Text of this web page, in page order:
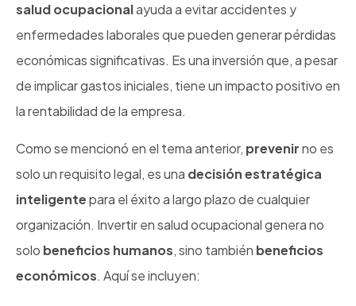
salud ocupacionalayuda a evitar accidentes y
enfermedades laborales que pueden generar pérdidas
económicas significativas. Es una inversión que, a pesar
de implicar gastos iniciales, tiene un impacto positivo en
la rentabilidad de la empresa.
Como se mencionó en el tema anterior, prevenirno es
solo un requisito legal, es una decisión estratégica
inteligentepara el éxito a largo plazo de cualquier
organización. Invertir en salud ocupacional genera no
solo beneficios humanos, sino también beneficios
económicos. Aquí se incluyen: